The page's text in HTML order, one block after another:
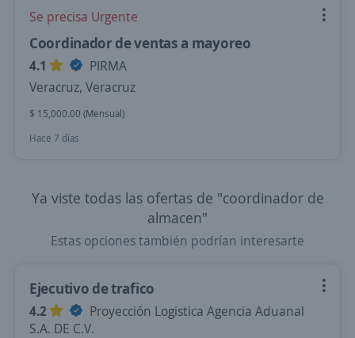
Se precisa Urgente
Coordinador de ventas a mayoreo
4.1
PIRMA
Veracruz, Veracruz
$ 15,000.00 (Mensual)
Hace 7 días
Ya viste todas las ofertas de "coordinador de
almacen"
Estas opciones también podrían interesarte
Ejecutivo de trafico
4.2
Proyección Logistica Agencia Aduanal
S.A. DE C.V.